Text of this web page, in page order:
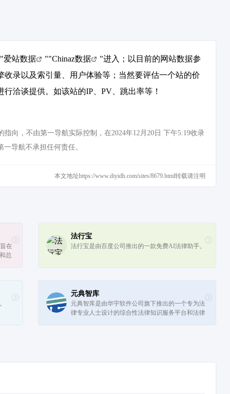
爱站数据 ""Chinaz数据
"进入；以目前的网站数据参
录以及索引量、用户体验等；当然要评估一个站的价
洽谈提供。如该站的IP、PV、跳出率等！
向，不由第一导航实际控制，在2024年12月20日 下午5:19收录
导航不承担任何责任。
本文地址https://www.diyidh.com/sites/8679.html转载请注明
在
总
法行宝
法行宝是由百度公司推出的一款免费AI法律助手。
元典智库
元典智库是由华宇软件公司旗下推出的一个专为法
律专业人士设计的综合性法律知识服务平台和法律